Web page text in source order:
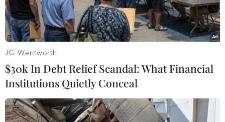
JG Wentworth
$30k In Debt Relief Scandal: What Financial
Institutions Quietly Conceal